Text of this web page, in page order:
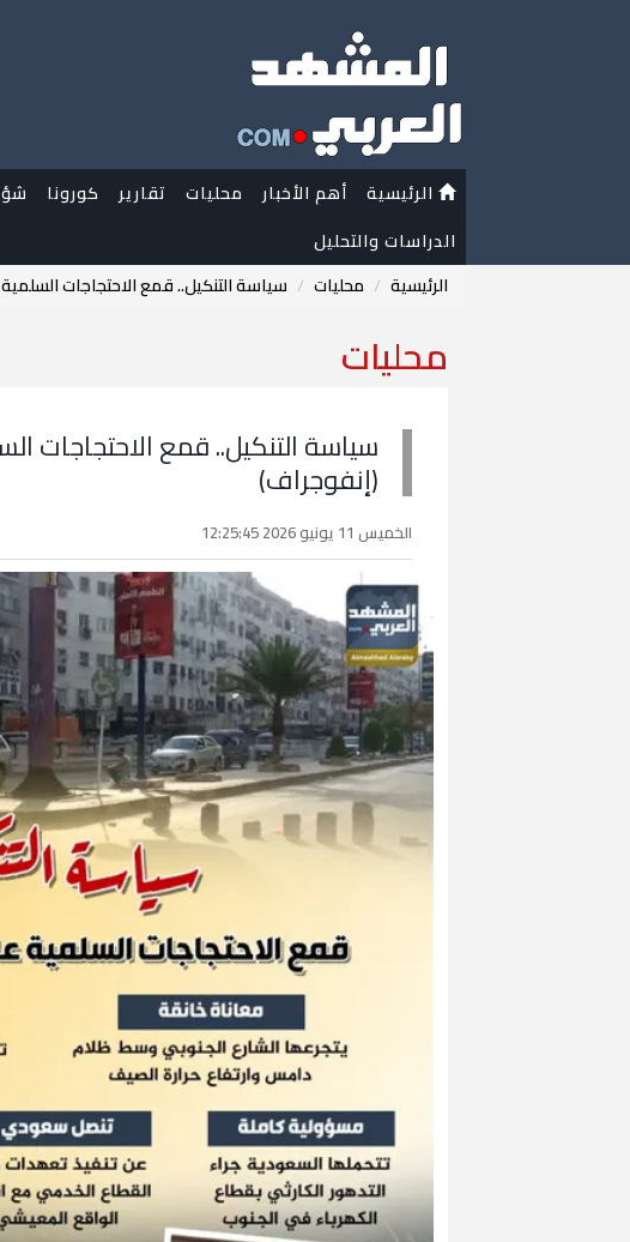
الرئيسية أهم الأخبار محليات تقارير كورونا
الدراسات والتحليل
الرئيسية
محليات سياسة التنكيل.. قمع الاحتجاجات
محليات
سياسة التنكيل.. قمع الاحتجاجات
(إنفوجراف)
الخميس 11 يونيو 2026 12:25:45